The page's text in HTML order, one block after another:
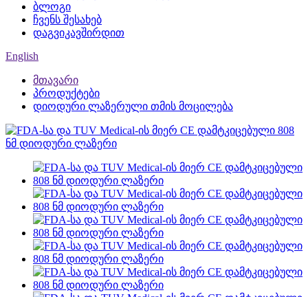
ბლოგი
ჩვენს შესახებ
დაგვიკავშირდით
English
მთავარი
პროდუქტები
დიოდური ლაზერული თმის მოცილება